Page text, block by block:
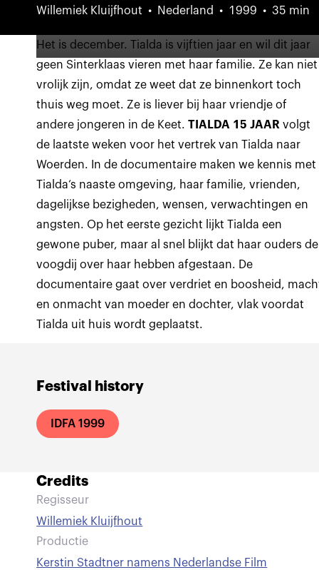
Willemiek Kluijfhout
Nederland 1999 35 min
Festival history
IDFA 1999
Het is december. Tialda is vijftien jaar en wil dit jaar
geen Sinterklaas vieren met haar familie. Ze kan niet
vrolijk zijn, omdat ze weet dat ze binnenkort toch
thuis weg moet. Ze is liever bij haar vriendje of
andere jongeren in de Keet.TIALDA 15 JAAR volgt
de laatste weken voor het vertrek van Tialda naar
Woerden. In de documentaire maken we kennis met
Tialda‘s naaste omgeving, haar familie, vrienden,
dagelijkse bezigheden, wensen, verwachtingen en
angsten. Op het eerste gezicht lijkt Tialda een
gewone puber, maar al snel blijkt dat haar ouders de
voogdij over haar hebben afgestaan. De
documentaire gaat over verdriet en boosheid,
en onmacht van moeder en dochter, vlak voordat
Tialda uit huis wordt geplaatst.
Credits
Regisseur
Willemiek Kluijfhout
Productie
Kerstin Stadtner namens Nederlandse Film